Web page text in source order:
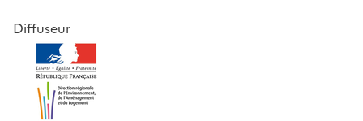
Diffuseur